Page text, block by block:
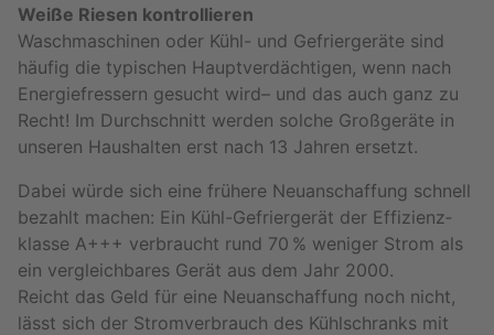
Weiße Rie­sen kon­trol­lie­ren
Wasch­ma­schi­nen oder Kühl- und Ge­frier­ge­rä­te sind
häu­fig die ty­pi­schen Haupt­ver­däch­ti­gen, wenn nach
En­er­gie­fres­sern ge­sucht wird– und das auch ganz zu
Recht! Im Durch­schnitt wer­den sol­che Groß­ge­rä­te in
un­se­ren Haus­hal­ten erst nach 13 Jah­ren er­setzt.
Dabei würde sich eine frü­he­re Neu­an­schaf­fung schnell
be­zahlt ma­chen: Ein Kühl-Ge­frier­ge­rät der Ef­fi­zi­enz­
klas­se A+++ ver­braucht rund 70 % we­ni­ger Strom als
ein ver­gleich­ba­res Gerät aus dem Jahr 2000.
Reicht das Geld für eine Neu­an­schaf­fung noch nicht,
lässt sich der Strom­ver­brauch des Kühl­schranks mit